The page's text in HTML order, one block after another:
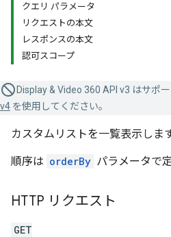
クエリ パラメータ
リクエストの本文
レスポンスの本文
認可スコープ
Display & Video 360 API v3 はサポ
v4 を使用してください。
カスタムリストを一覧表示します
順序は orderBy パラメータで
HTTP リクエスト
GET